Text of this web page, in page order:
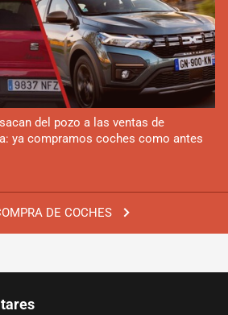
DE COCHES
del pozo a las ventas de
ya compramos coches como antes